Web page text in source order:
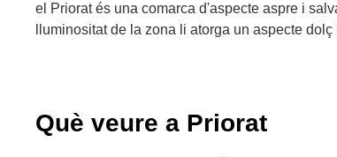
el Priorat és una comarca d'aspecte aspre i
lluminositat de la zona li atorga un aspecte
Què veure a Priorat